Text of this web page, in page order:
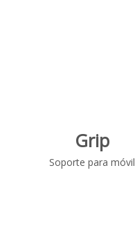
Grip
Soporte para móvil